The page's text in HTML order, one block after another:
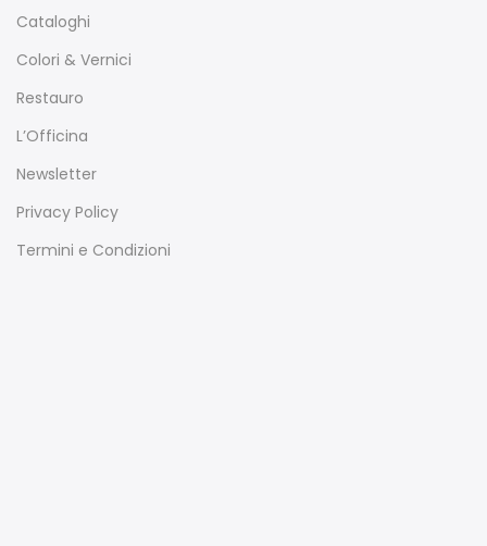
Cataloghi
Colori & Vernici
Restauro
L’Officina
Newsletter
Privacy Policy
Termini e Condizioni